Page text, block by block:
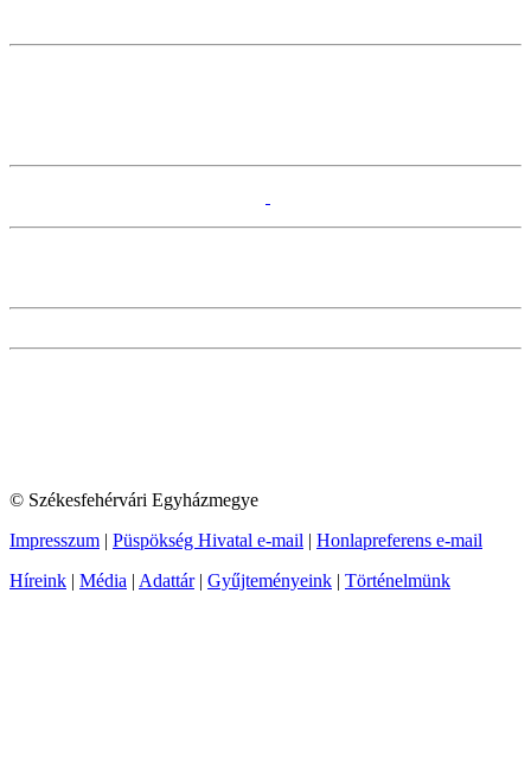
© Székesfehérvári Egyházmegye
Impresszum | Püspökség Hivatal e-mail | Honlapreferens e-mail
Híreink | Média | Adattár| Gyűjteményeink | Történelmünk